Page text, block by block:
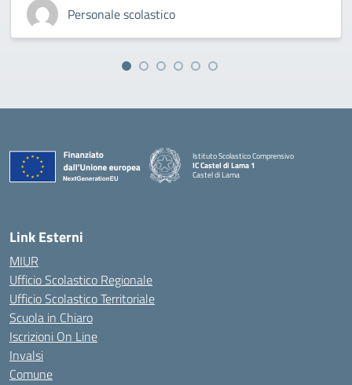
Personale scolastico
Istituto Scolastico Comprensivo
IC Castel di Lama 1
Castel di Lama
Link Esterni
MIUR
Ufficio Scolastico Regionale
Ufficio Scolastico Territoriale
Scuola in Chiaro
Iscrizioni On Line
Invalsi
Comune